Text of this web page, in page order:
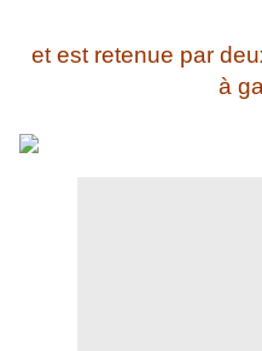
et est retenue par
à